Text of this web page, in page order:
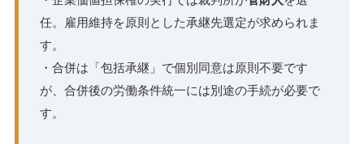
任。雇用維持を原則とした承継先選定が求められま
す。
・合併は「包括承継」で個別同意は原則不要です
が、合併後の労働条件統一には別途の手続が必要で
す。